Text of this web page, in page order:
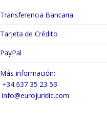
Transferencia Bancaria
Tarjeta de Crédito
PayPal
Más información:
+34 637 35 23 53
info@eurojuridic.com